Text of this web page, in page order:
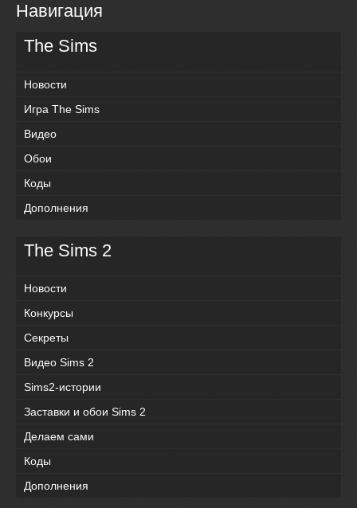
Навигация
The Sims
Новости
Игра The Sims
Видео
Обои
Коды
Дополнения
The Sims 2
Новости
Конкурсы
Секреты
Видео Sims 2
Sims2-истории
Заставки и обои Sims 2
Делаем сами
Коды
Дополнения